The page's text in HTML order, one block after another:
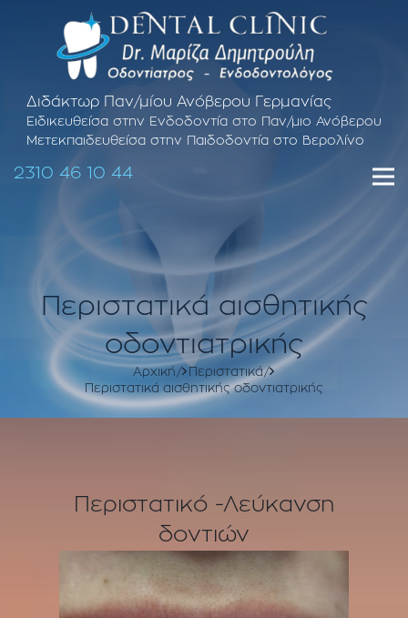
Διδάκτωρ Παν/μίου Ανόβερου Γερμανίας
Ειδικευθείσα στην Ενδοδοντία στο Παν/μιο Ανόβερου
Μετεκπαιδευθείσα στην Παιδοδοντία στο Βερολίνο
2310 46 10 44
Περιστατικά αισθητικής
οδοντιατρικής
Αρχική
Περιστατικά
Περιστατικά αισθητικής οδοντιατρικής
Περιστατικό -Λεύκανση
δοντιών